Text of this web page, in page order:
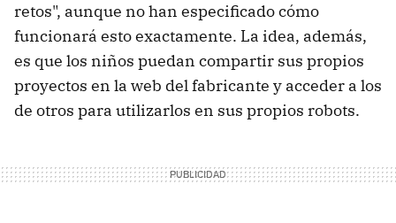
retos", aunque no han especificado cómo
funcionará esto exactamente. La idea, además,
es que los niños puedan compartir sus propios
proyectos en la web del fabricante y acceder a los
de otros para utilizarlos en sus propios robots.